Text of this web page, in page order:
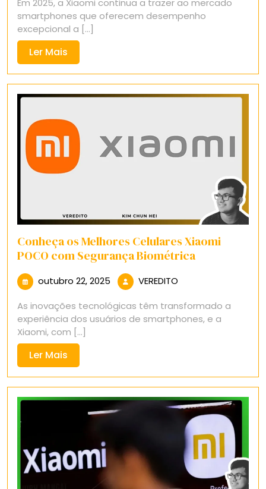
2025
Em 2025, a Xiaomi continua a trazer ao mercado
smartphones que oferecem desempenho
excepcional a [...]
Ler Mais
Mais
Conheça os Melhores Celulares Xiaomi
POCO com Segurança Biométrica
outubro 22, 2025 outubro
22,
2025
VEREDITO
As inovações tecnológicas têm transformado a
experiência dos usuários de smartphones, e a
Xiaomi, com [...]
Ler Mais
Mais